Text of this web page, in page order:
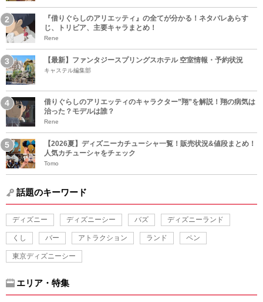
『借りぐらしのアリエッティ』の全てが分かる！ネタバレあらす
じ、トリビア、主要キャラまとめ！
Rene
【最新】ファンタジースプリングスホテル 空室情報・予約状況
キャステル編集部
借りぐらしのアリエッティのキャラクター”翔”を解説！翔の病気は
治った？モデルは誰？
Rene
【2026夏】ディズニーカチューシャ一覧！販売状況&値段まとめ！
人気カチューシャをチェック
Tomo
話題のキーワード
ディズニー ディズニーシー バズ ディズニーランド
くし バー アトラクション ランド ペン
東京ディズニーシー
エリア・特集